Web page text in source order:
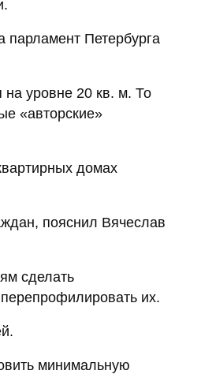
парламент Петербурга
на уровне 20 кв. м. То
«авторские»
домах
пояснил Вячеслав
сделать
их.
минимальную